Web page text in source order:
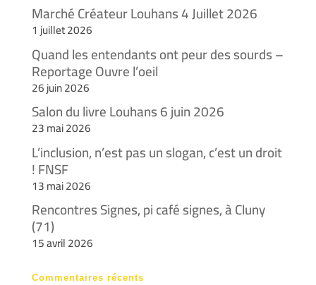
Marché Créateur Louhans 4 Juillet 2026
1 juillet 2026
Quand les entendants ont peur des sourds –
Reportage Ouvre l’oeil
26 juin 2026
Salon du livre Louhans 6 juin 2026
23 mai 2026
L’inclusion, n’est pas un slogan, c’est un droit
! FNSF
13 mai 2026
Rencontres Signes, pi café signes, à Cluny
(71)
15 avril 2026
Commentaires récents